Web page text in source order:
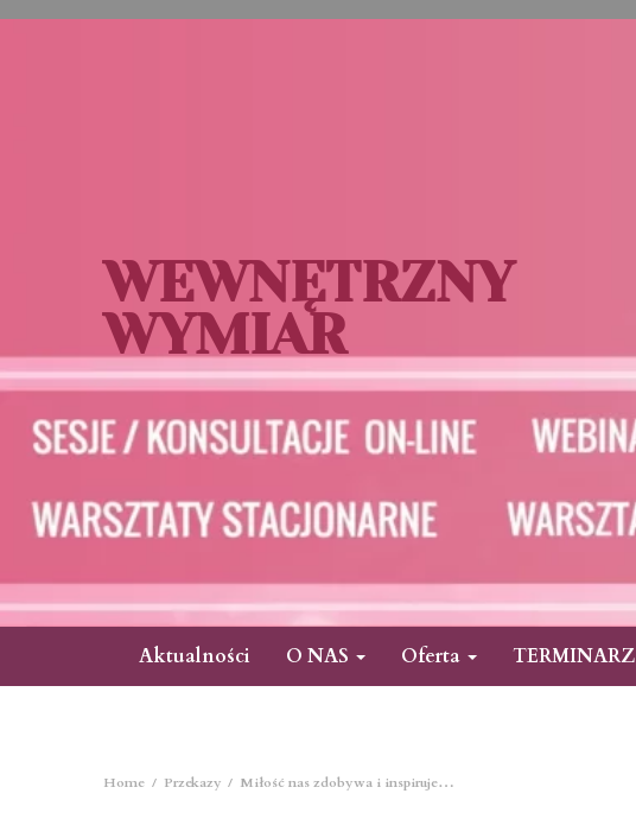
WEWNĘTRZNY
WYMIAR
Aktualności O NAS Oferta TERMINARZ
Home Przekazy Miłość nas zdobywa i inspiruje…